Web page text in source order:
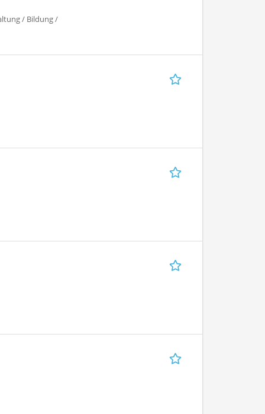
/ Bildung /